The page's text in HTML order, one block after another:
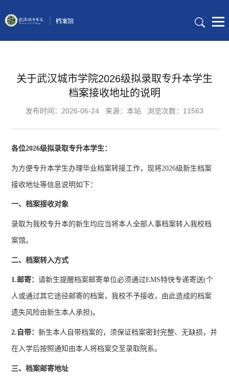
关于武汉城市学院2026级拟录取专升本学生
档案接收地址的说明
发布时间：2026-06-24 来源：本站 浏览次数：11563
各位2026级拟录取专升本学生：
为方便专升本学生办理毕业档案转接工作，现将2026级新生档案
接收地址等信息说明如下：
一、档案接收对象
录取为我校专升本的新生均应当将本人全部人事档案转入我校档
案馆。
二、档案转入方式
1.邮寄：请新生提醒档案邮寄单位必须通过EMS特快专递寄送(个
人或通过其它途径邮寄的档案，我校不予接收，由此造成的档案
遗失风险由新生本人承担)。
2.自带：新生本人自带档案的，须保证档案密封完整、无缺损，并
在入学后按照通知由本人将档案交至录取院系。
三、档案邮寄地址